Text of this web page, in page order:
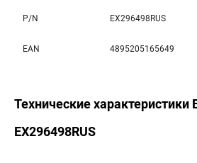
P/N EX296498RUS
EAN 4895205165649
Технические характеристики
EX296498RUS